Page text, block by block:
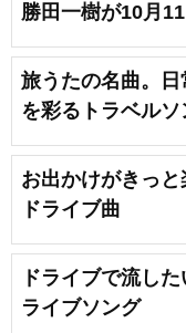
勝田一樹が10月
旅うたの名曲。
を彩るトラベルソ
お出かけがきっ
ドライブ曲
ドライブで流し
ライブソング